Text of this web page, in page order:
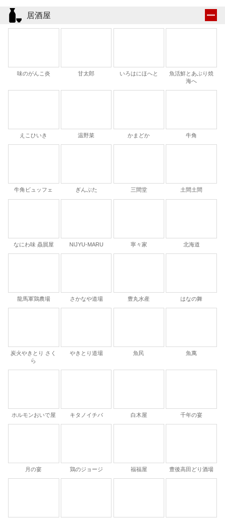
居酒屋
味のがんこ炎 甘太郎 いろはにほへと
魚活鮮とあぶり焼
海へ
えこひいき 温野菜 かまどか 牛角
牛角ビュッフェ ぎんぶた 三間堂 土間土間
なにわ味 贔屓屋 NIJYU-MARU 寧々家 北海道
龍馬軍鶏農場 さかなや道場 豊丸水産 はなの舞
炭火やきとり さく
ら
やきとり道場 魚民 魚萬
ホルモンおいで屋 キタノイチバ 白木屋 千年の宴
月の宴 鶏のジョージ 福福屋 豊後高田どり酒場